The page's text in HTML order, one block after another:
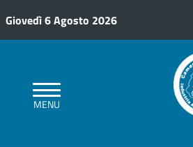
Giovedì 6 Agosto 2026
MENU